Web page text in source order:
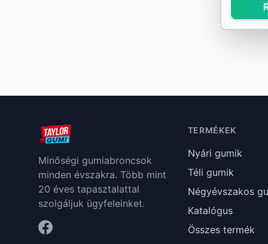
Nortenha
Pirelli
Platin
Minőségi gumiabroncsok
minden évszakra. Több mint
20 éves tapasztalattal
szolgáljuk ügyfeleinket.
TERMÉKEK
Nyári gumik
Téli gumik
Négyévszakos
Katalógus
Összes termék